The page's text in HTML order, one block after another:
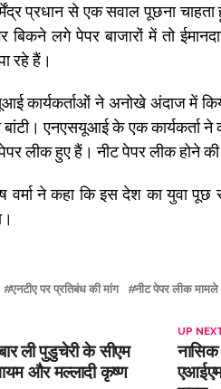
प्रधान से एक सवाल पूछना चाहता
लगे पेपर बाजारों में तो
रहे हैं।
कार्यकर्ताओं ने अनोखे अंदाज में
एनएसयूआई के एक कार्यकर्ता ने
लीक हुए हैं। नीट पेपर लीक होने
वर्मा ने कहा कि इस देश का युवा
एनटीए पर प्रतिबंध की मांग नीट पेपर लीक
UP
नासिक
ली पुडुचेरी के सीएम
और मल्लादी कृष्ण